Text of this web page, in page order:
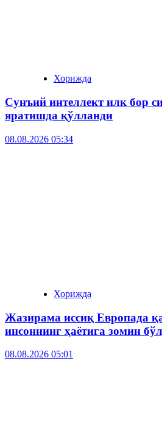
Хорижда
Сунъий интеллект илк бор
яратишда қўлланди
08.08.2026 05:34
Хорижда
Жазирама иссиқ Европада
инсоннинг ҳаётига зомин
08.08.2026 05:01